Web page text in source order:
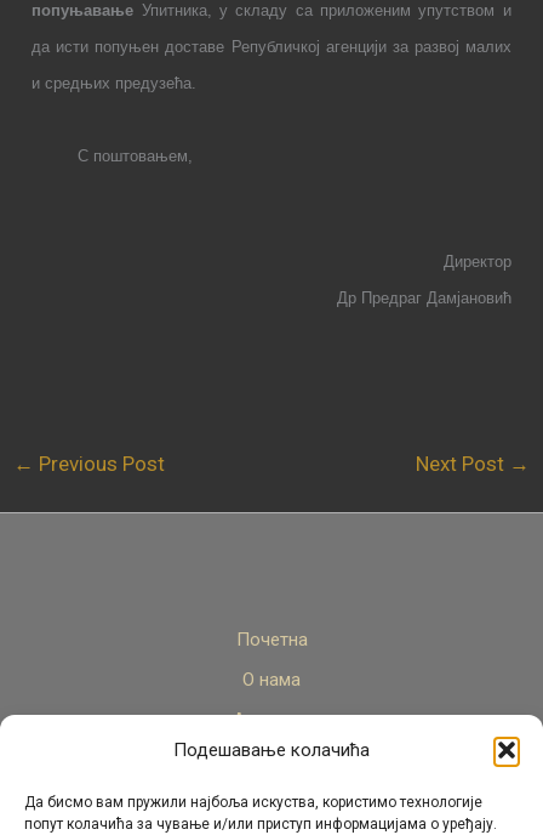
Подешавање колачића
Да бисмо вам пружили најбоља искуства, користимо технологије
попут колачића за чување и/или приступ информацијама о уређају.
попуњавање Упитника, у складу са приложеним упутством и
да исти попуњен доставе Републичкој агенцији за развој малих
и средњих предузећа.
С поштовањем,
Директор
Др Предраг Дамјановић
← Previous Post Next Post →
Почетна
О нама
Актуелно
Стручни кадар
Пројекти